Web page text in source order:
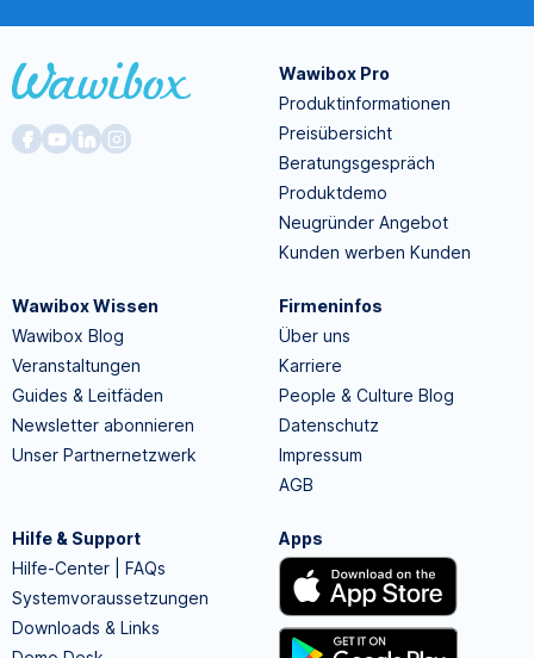
Wawibox Pro
Produktinformationen
Preisübersicht
Beratungsgespräch
Produktdemo
Neugründer Angebot
Kunden werben Kunden
Wawibox Wissen
Wawibox Blog
Veranstaltungen
Guides & Leitfäden
Newsletter abonnieren
Unser Partnernetzwerk
Firmeninfos
Über uns
Karriere
People & Culture Blog
Datenschutz
Impressum
AGB
Hilfe & Support
Hilfe-Center | FAQs
Systemvoraussetzungen
Downloads & Links
Apps